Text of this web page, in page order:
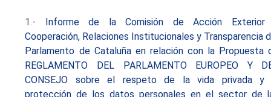
1.- Informe de la Comisión de Acción
Cooperación, Relaciones Institucionales y Transparencia
Parlamento de Cataluña en relación con la Propuesta
REGLAMENTO DEL PARLAMENTO EUROPEO Y
CONSEJO sobre el respeto de la vida privada y
protección de los datos personales en el sector de